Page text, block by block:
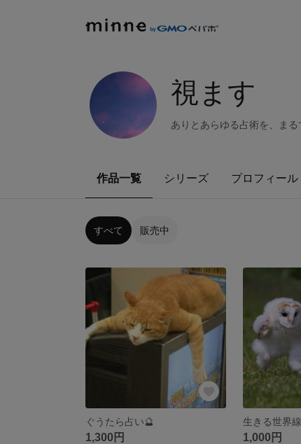
視ます
ありとあらゆる占術を、ま
作品一覧 シリーズ プロフィール
すべて 販売中
ぐうたら占い🔮
1,300円
生きる世界
1,000円